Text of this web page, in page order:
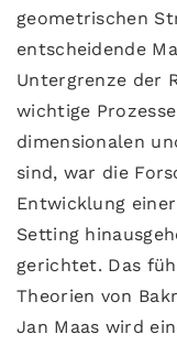
geometrischen
entscheidende
Untergrenze der
wichtige
dimensionalen
sind, war die
Entwicklung
Setting
gerichtet. Das
Theorien von
Jan Maas wird